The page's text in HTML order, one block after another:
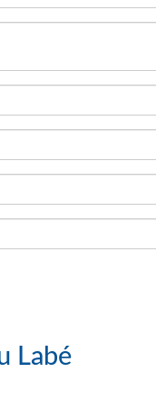
Flambeau Labé